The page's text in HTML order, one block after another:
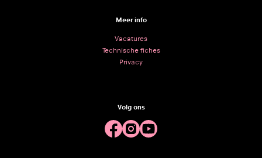
Meer info
Vacatures
Technische fiches
Privacy
Volg ons